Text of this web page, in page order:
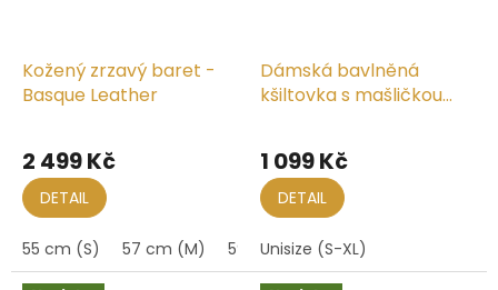
Kožený zrzavý baret -
Basque Leather
2 499 Kč
DETAIL
55 cm (S) 57 cm (M) 59 cm (L)
Dámská bavlněná
kšiltovka s mašličkou
1 099 Kč
DETAIL
Unisize (S-XL)